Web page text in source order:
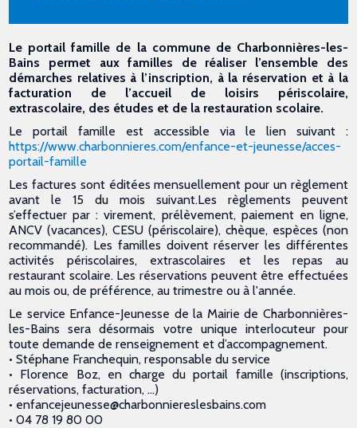
Le portail famille de la commune de Charbonnières-les-
Bains permet aux familles de réaliser l’ensemble des
démarches relatives à l’inscription, à la réservation et à la
facturation de l’accueil de loisirs périscolaire,
extrascolaire, des études et de la restauration scolaire.
Le portail famille est accessible via le lien suivant :
https://www.charbonnieres.com/enfance-et-jeunesse/acces-
portail-famille
Les factures sont éditées mensuellement pour un règlement
avant le 15du mois suivant.Les règlements peuvent
s’effectuer par : virement, prélèvement, paiement en ligne,
ANCV (vacances), CESU (périscolaire), chèque, espèces (non
recommandé). Les familles doivent réserver les différentes
activités périscolaires, extrascolaires et les repas au
restaurant scolaire. Les réservations peuvent être effectuées
au mois ou, de préférence, au trimestre ou à l'année.
Le service Enfance-Jeunesse de la Mairie de Charbonnières-
les-Bains sera désormais votre unique interlocuteur pour
toute demande de renseignement et d’accompagnement.
•Stéphane Franchequin, responsable du service
• Florence Boz, en charge du portail famille (inscriptions,
réservations, facturation, ...)
• enfancejeunesse@charbonniereslesbains.com
• 04 78 19 80 00